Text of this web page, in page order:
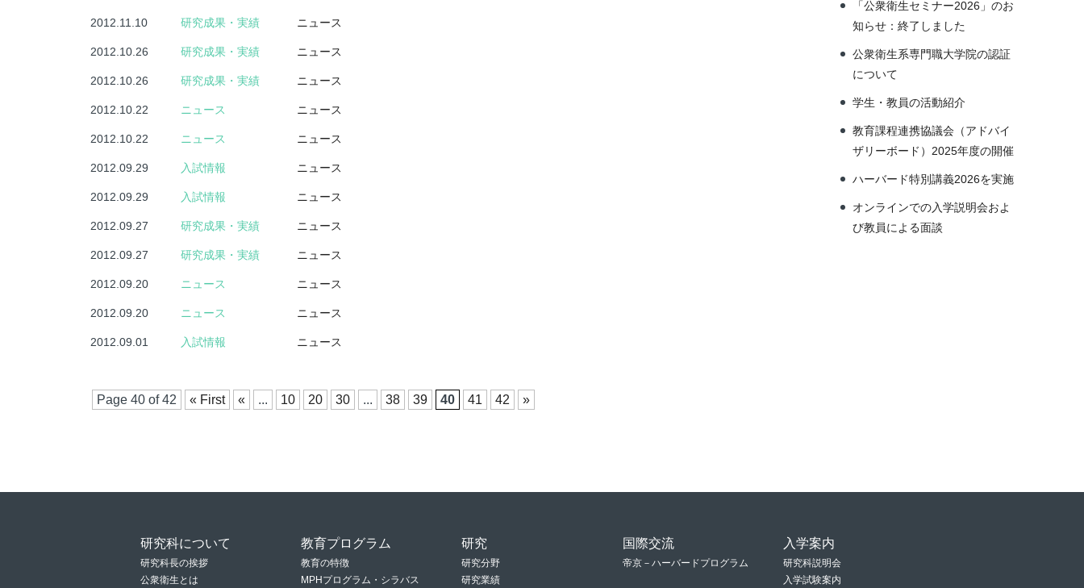
2012.11.10 研究成果・実績 ニュース
2012.10.26 研究成果・実績 ニュース
2012.10.26 研究成果・実績 ニュース
2012.10.22 ニュース ニュース
2012.10.22 ニュース ニュース
2012.09.29 入試情報 ニュース
2012.09.29 入試情報 ニュース
2012.09.27 研究成果・実績 ニュース
2012.09.27 研究成果・実績 ニュース
2012.09.20 ニュース ニュース
2012.09.20 ニュース ニュース
2012.09.01 入試情報 ニュース
Page 40 of 42 « First « ... 10 20 30 ... 38 39 40 41 42 »
「公衆衛生セミナー2026」のお
知らせ：終了しました
公衆衛生系専門職大学院の認証
について
学生・教員の活動紹介
教育課程連携協議会（アドバイ
ザリーボード）2025年度の開催
ハーバード特別講義2026を実施
オンラインでの入学説明会およ
び教員による面談
研究科について
研究科長の挨拶
公衆衛生とは
教育プログラム
教育の特徴
MPHプログラム・シラバス
研究
研究分野
研究業績
国際交流
帝京－ハーバードプログラム
入学案内
研究科説明会
入学試験案内